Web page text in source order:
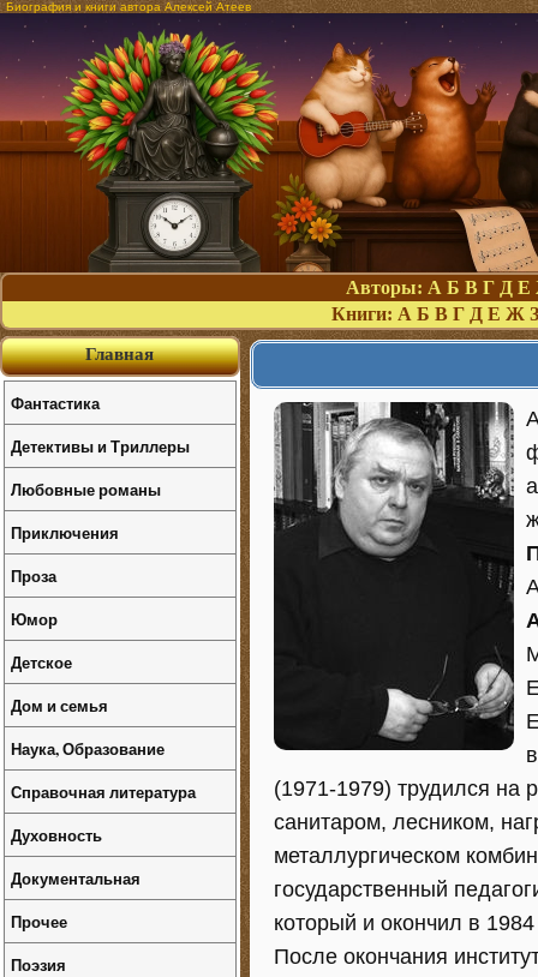
Биография и книги автора Алексей Атеев
Авторы: А Б В Г Д Е
Книги: А Б В Г Д Е Ж З
(1971-1979) трудился на
санитаром, лесником,
металлургическом
государственный
который и окончил в 1984
После окончания
Главная
Фантастика
Детективы и Триллеры
Любовные романы
Приключения
Проза
Юмор
Детское
Дом и семья
Наука, Образование
Справочная литература
Духовность
Документальная
Прочее
Поэзия